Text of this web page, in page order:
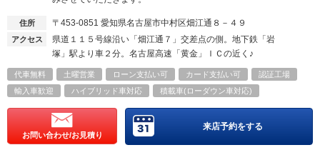
住所 〒453-0851 愛知県名古屋市中村区畑江通８－４９
アクセス
県道１１５号線沿い「畑江通７」交差点の側。地下鉄「岩
塚」駅より車２分。名古屋高速「黄金」ＩＣの近く♪
代車無料 土曜営業 ローン支払い可 カード支払い可
認証工場
輸入車歓迎
ハイブリッド車対応 積載車(ローダウン車対応)
お問い合わせ/お見積り
来店予約をする